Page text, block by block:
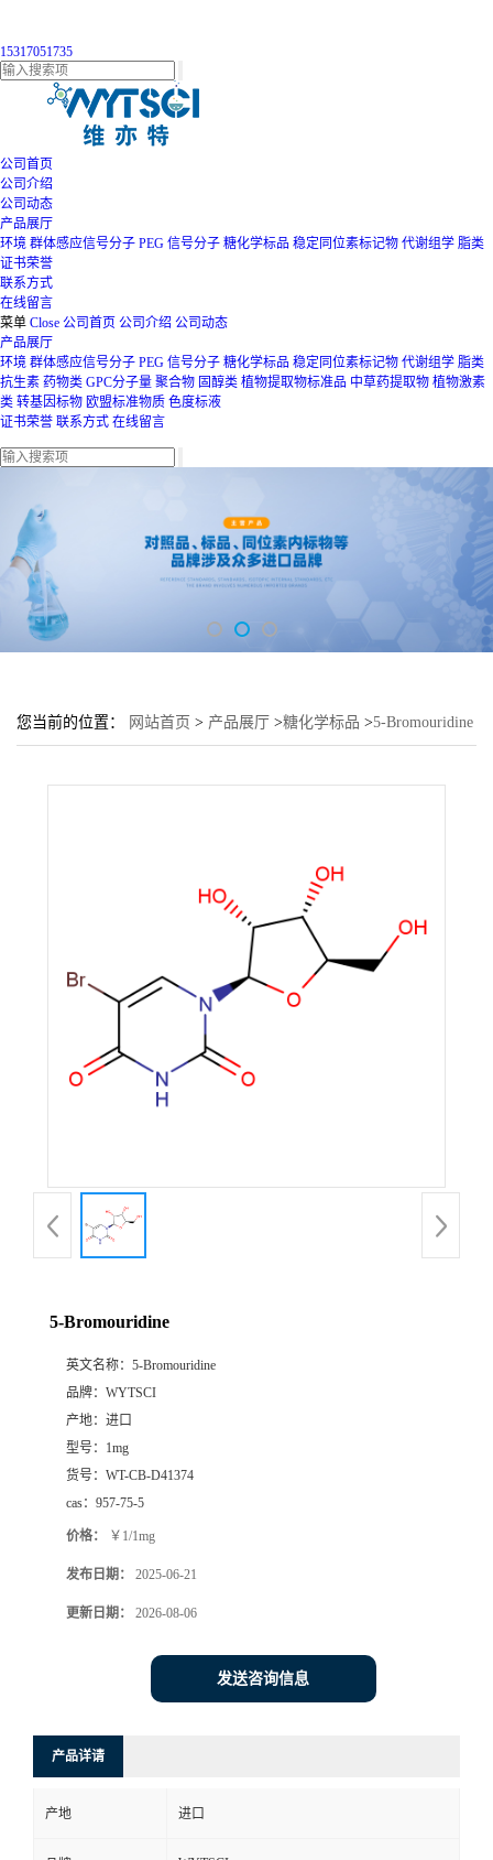
15317051735
公司首页
公司介绍
公司动态
产品展厅
环境 群体感应信号分子 PEG 信号分子 糖化学标品 稳定同位素标记物 代谢组学 脂类
证书荣誉
联系方式
在线留言
菜单 Close 公司首页 公司介绍 公司动态
产品展厅
环境 群体感应信号分子 PEG 信号分子 糖化学标品 稳定同位素标记物 代谢组学 脂类
抗生素 药物类 GPC分子量 聚合物 固醇类 植物提取物标准品 中草药提取物 植物激素
类 转基因标物 欧盟标准物质 色度标液
证书荣誉 联系方式 在线留言
您当前的位置： 网站首页 > 产品展厅 >糖化学标品 >5-Bromouridine
5-Bromouridine
英文名称： 5-Bromouridine
品牌： WYTSCI
产地： 进口
型号： 1mg
货号： WT-CB-D41374
cas： 957-75-5
价格： ￥1/1mg
发布日期： 2025-06-21
更新日期： 2026-08-06
发送咨询信息
产品详请
产地 进口